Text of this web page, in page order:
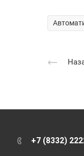
+7 (8332)